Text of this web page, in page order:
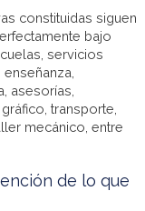
constituidas siguen
bajo
servicios
asesorías,
transporte,
mecánico, entre
de lo que